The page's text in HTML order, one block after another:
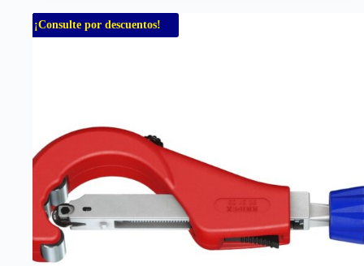
¡Consulte por descuentos!